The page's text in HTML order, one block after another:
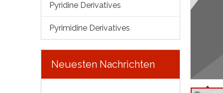
Pyridine Derivatives
Pyrimidine Derivatives
Neuesten Nachrichten